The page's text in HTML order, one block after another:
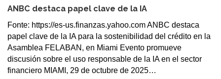
ANBC destaca papel clave de la IA
Fonte: https://es-us.finanzas.yahoo.com ANBC destaca
papel clave de la IA para la sostenibilidad del crédito en la
Asamblea FELABAN, en Miami Evento promueve
discusión sobre el uso responsable de la IA en el sector
financiero MIAMI, 29 de octubre de 2025…